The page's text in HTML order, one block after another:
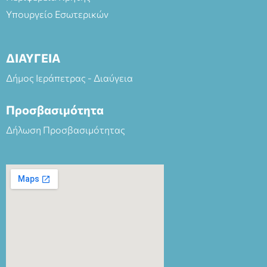
Υπουργείο Εσωτερικών
ΔΙΑΥΓΕΙΑ
Δήμος Ιεράπετρας - Διαύγεια
Προσβασιμότητα
Δήλωση Προσβασιμότητας